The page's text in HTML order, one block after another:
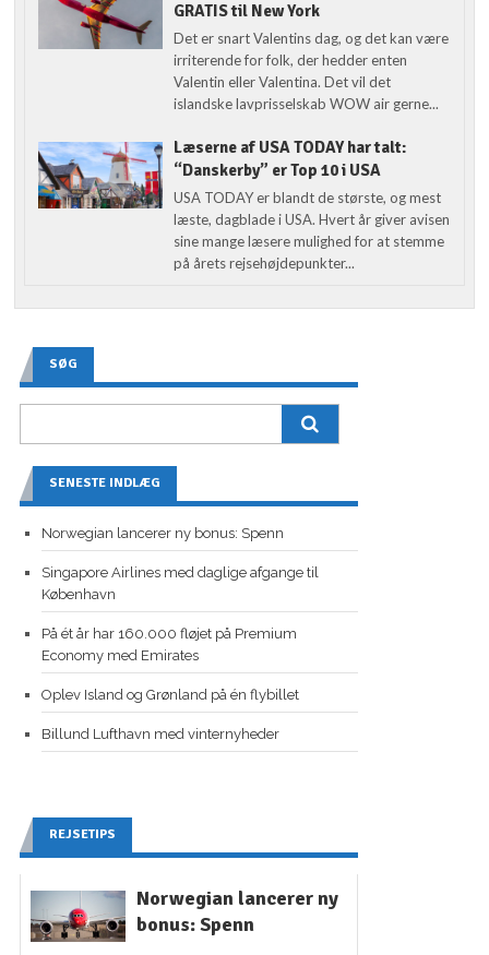
GRATIS til New York
Det er snart Valentins dag, og det kan være
irriterende for folk, der hedder enten
Valentin eller Valentina. Det vil det
islandske lavprisselskab WOW air gerne...
Læserne af USA TODAY har talt:
“Danskerby” er Top 10 i USA
USA TODAY er blandt de største, og mest
læste, dagblade i USA. Hvert år giver avisen
sine mange læsere mulighed for at stemme
på årets rejsehøjdepunkter...
SØG
SENESTE INDLÆG
Norwegian lancerer ny bonus: Spenn
Singapore Airlines med daglige afgange til
København
På ét år har 160.000 fløjet på Premium
Economy med Emirates
Oplev Island og Grønland på én flybillet
Billund Lufthavn med vinternyheder
REJSETIPS
Norwegian lancerer ny
bonus: Spenn